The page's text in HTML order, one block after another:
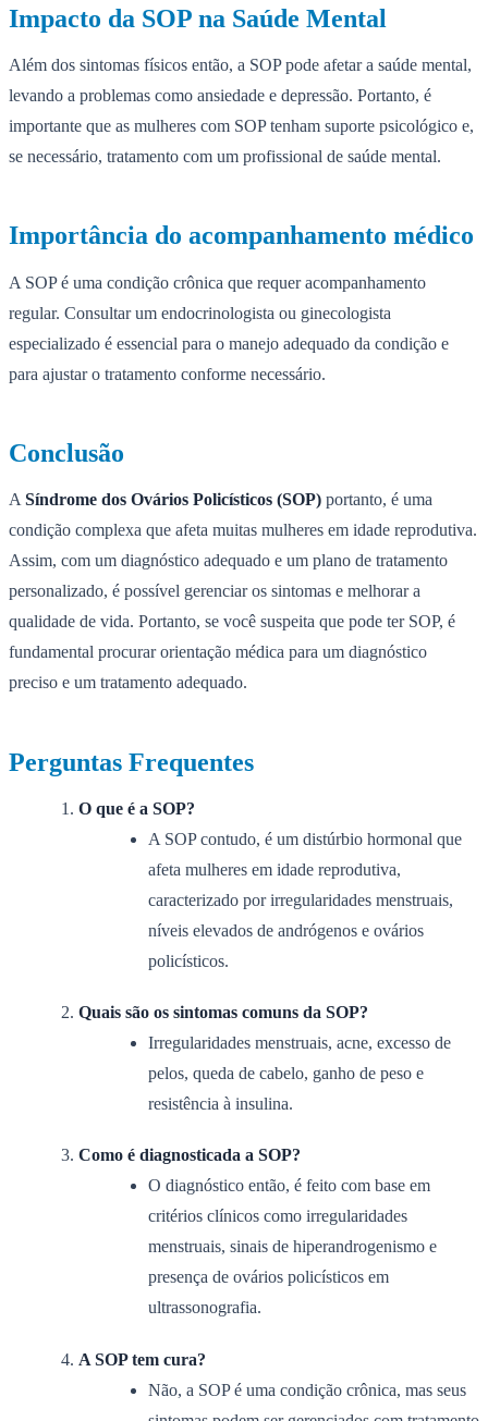
Impacto da SOP na Saúde Mental
Além dos sintomas físicos então, a SOP pode afetar a saúde mental,
levando a problemas como ansiedade e depressão. Portanto, é
importante que as mulheres com SOP tenham suporte psicológico e,
se necessário, tratamento com um profissional de saúde mental.
Importância do acompanhamento médico
A SOP é uma condição crônica que requer acompanhamento
regular. Consultar um endocrinologista ou ginecologista
especializado é essencial para o manejo adequado da condição e
para ajustar o tratamento conforme necessário.
Conclusão
ASíndrome dos Ovários Policísticos (SOP) portanto, é uma
condição complexa que afeta muitas mulheres em idade reprodutiva.
Assim, com um diagnóstico adequado e um plano de tratamento
personalizado, é possível gerenciar os sintomas e melhorar a
qualidade de vida. Portanto, se você suspeita que pode ter SOP, é
fundamental procurar orientação médica para um diagnóstico
preciso e um tratamento adequado.
Perguntas Frequentes
O que é a SOP?
A SOP contudo, é um distúrbio hormonal que
afeta mulheres em idade reprodutiva,
caracterizado por irregularidades menstruais,
níveis elevados de andrógenos e ovários
policísticos.
Quais são os sintomas comuns da SOP?
Irregularidades menstruais, acne, excesso de
pelos, queda de cabelo, ganho de peso e
resistência à insulina.
Como é diagnosticada a SOP?
O diagnóstico então, é feito com base em
critérios clínicos como irregularidades
menstruais, sinais de hiperandrogenismo e
presença de ovários policísticos em
ultrassonografia.
A SOP tem cura?
Não, a SOP é uma condição crônica, mas seus